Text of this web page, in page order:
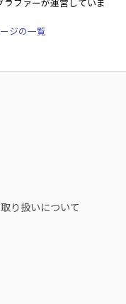
ファーが運営していま
ジの一覧
り扱いについて